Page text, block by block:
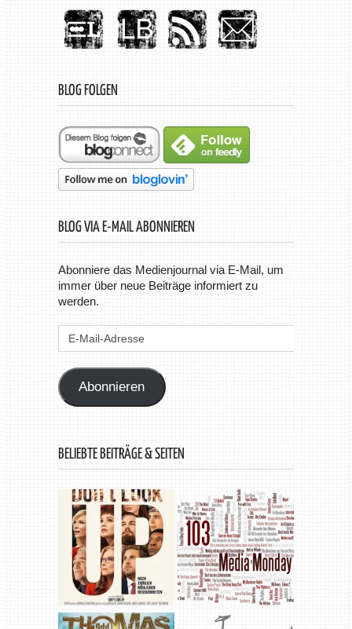
BLOG FOLGEN
BLOG VIA E-MAIL ABONNIEREN
Abonniere das Medienjournal via E-Mail, um
immer über neue Beiträge informiert zu
werden.
Abonnieren
BELIEBTE BEITRÄGE & SEITEN